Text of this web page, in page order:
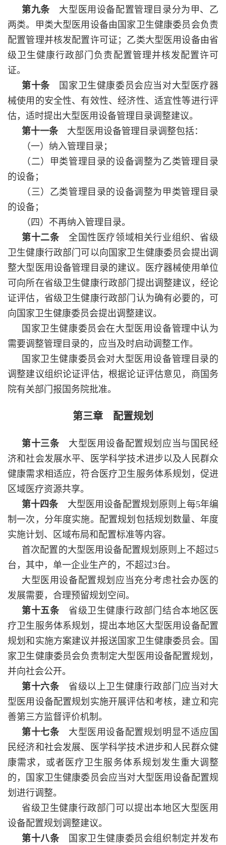
第九条 大型医用设备配置管理目录分为甲、乙
两类。甲类大型医用设备由国家卫生健康委员会负责
配置管理并核发配置许可证；乙类大型医用设备由省
级卫生健康行政部门负责配置管理并核发配置许可
证。
第十条 国家卫生健康委员会应当对大型医疗器
械使用的安全性、有效性、经济性、适宜性等进行评
估，适时提出大型医用设备管理目录调整建议。
第十一条 大型医用设备管理目录调整包括：
（一）纳入管理目录；
（二）甲类管理目录的设备调整为乙类管理目录
的设备；
（三）乙类管理目录的设备调整为甲类管理目录
的设备；
（四）不再纳入管理目录。
第十二条 全国性医疗领域相关行业组织、省级
卫生健康行政部门可以向国家卫生健康委员会提出调
整大型医用设备管理目录的建议。医疗器械使用单位
可向所在省级卫生健康行政部门提出调整建议，经论
证评估，省级卫生健康行政部门认为确有必要的，可
向国家卫生健康委员会提出调整建议。
国家卫生健康委员会在大型医用设备管理中认为
需要调整管理目录的，应当及时启动调整工作。
国家卫生健康委员会对大型医用设备管理目录的
调整建议组织论证评估，根据论证评估意见，商国务
院有关部门报国务院批准。
第三章 配置规划
第十三条 大型医用设备配置规划应当与国民经
济和社会发展水平、医学科学技术进步以及人民群众
健康需求相适应，符合医疗卫生服务体系规划，促进
区域医疗资源共享。
第十四条 大型医用设备配置规划原则上每5年编
制一次，分年度实施。配置规划包括规划数量、年度
实施计划、区域布局和配置标准等内容。
首次配置的大型医用设备配置规划原则上不超过5
台，其中，单一企业生产的，不超过3台。
大型医用设备配置规划应当充分考虑社会办医的
发展需要，合理预留规划空间。
第十五条 省级卫生健康行政部门结合本地区医
疗卫生服务体系规划，提出本地区大型医用设备配置
规划和实施方案建议并报送国家卫生健康委员会。国
家卫生健康委员会负责制定大型医用设备配置规划，
并向社会公开。
第十六条 省级以上卫生健康行政部门应当对大
型医用设备配置规划实施开展评估和考核，建立和完
善第三方监督评价机制。
第十七条 大型医用设备配置规划明显不适应国
民经济和社会发展、医学科学技术进步和人民群众健
康需求，或者医疗卫生服务体系规划发生重大调整
的，国家卫生健康委员会应当对大型医用设备配置规
划进行调整。
省级卫生健康行政部门可以提出本地区大型医用
设备配置规划调整建议。
第十八条 国家卫生健康委员会组织制定并发布